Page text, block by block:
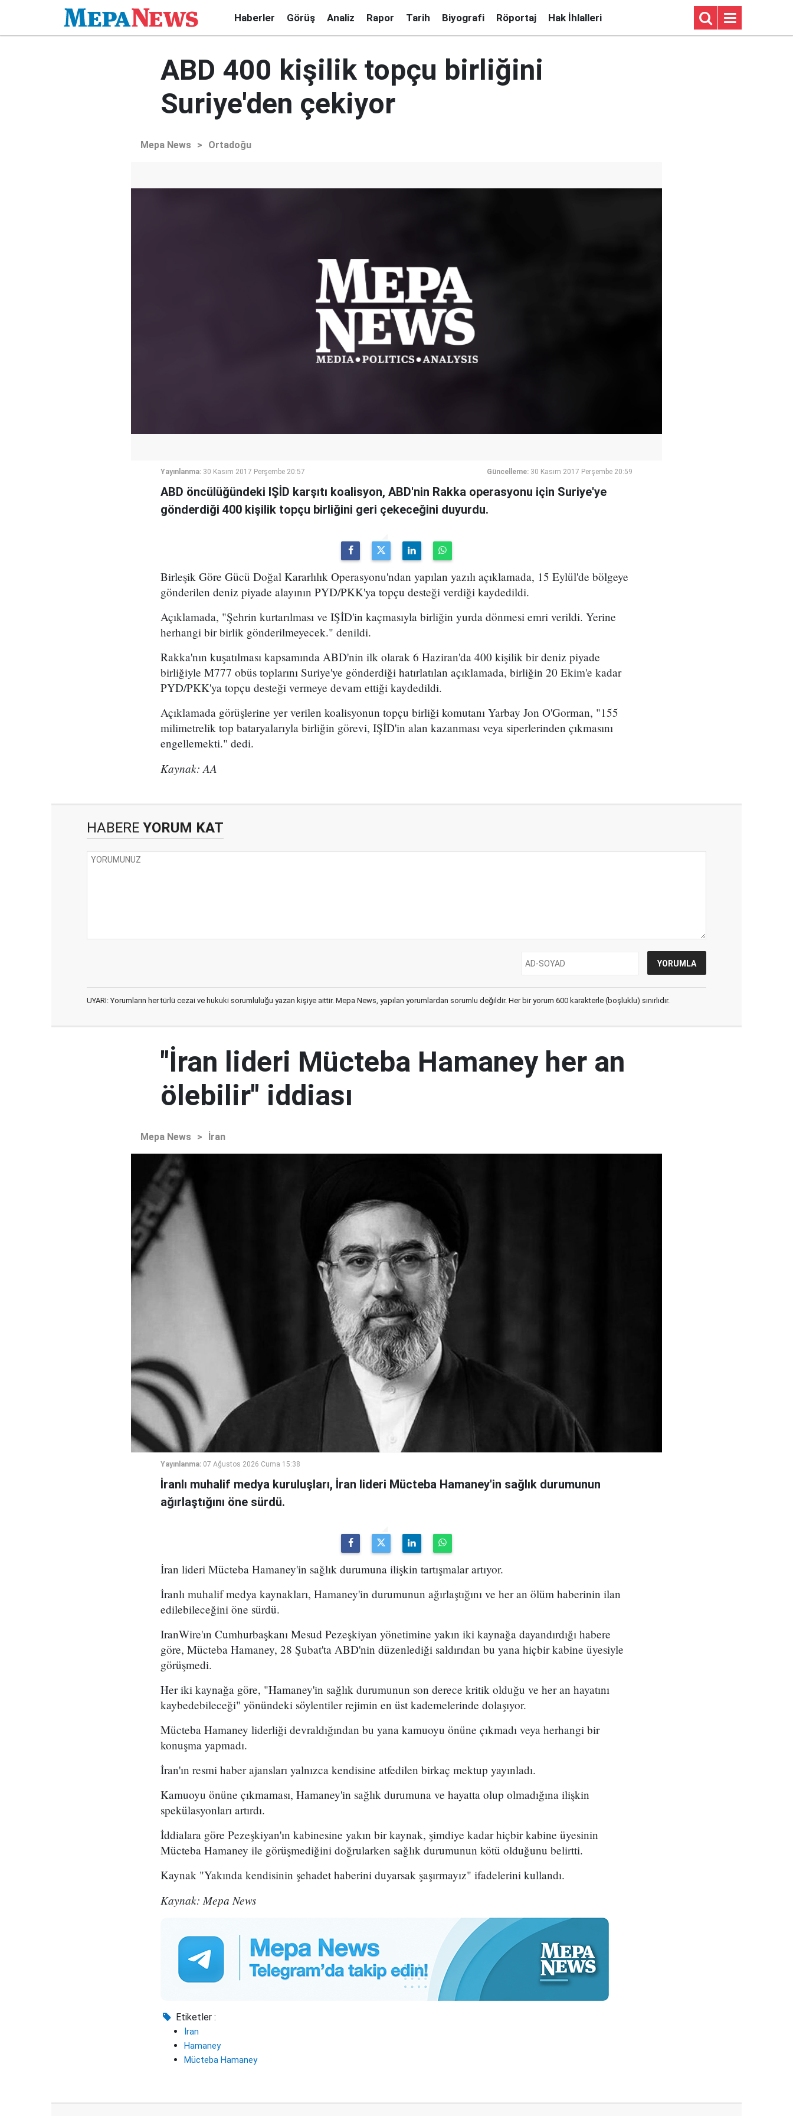
Haberler Görüş Analiz Rapor Tarih Biyografi Röportaj Hak İhlalleri
ABD 400 kişilik topçu birliğini
Suriye'den çekiyor
Mepa News > Ortadoğu
Yayınlanma: 30 Kasım 2017 Perşembe 20:57 Güncelleme: 30 Kasım 2017 Perşembe 20:59
ABD öncülüğündeki IŞİD karşıtı koalisyon, ABD'nin Rakka operasyonu için Suriye'ye
gönderdiği 400 kişilik topçu birliğini geri çekeceğini duyurdu.
Birleşik Göre Gücü Doğal Kararlılık Operasyonu'ndan yapılan yazılı açıklamada, 15 Eylül'de bölgeye
gönderilen deniz piyade alayının PYD/PKK'ya topçu desteği verdiği kaydedildi.
Açıklamada, "Şehrin kurtarılması ve IŞİD'in kaçmasıyla birliğin yurda dönmesi emri verildi. Yerine
herhangi bir birlik gönderilmeyecek." denildi.
Rakka'nın kuşatılması kapsamında ABD'nin ilk olarak 6 Haziran'da 400 kişilik bir deniz piyade
birliğiyle M777 obüs toplarını Suriye'ye gönderdiği hatırlatılan açıklamada, birliğin 20 Ekim'e kadar
PYD/PKK'ya topçu desteği vermeye devam ettiği kaydedildi.
Açıklamada görüşlerine yer verilen koalisyonun topçu birliği komutanı Yarbay Jon O'Gorman, "155
milimetrelik top bataryalarıyla birliğin görevi, IŞİD'in alan kazanması veya siperlerinden çıkmasını
engellemekti." dedi.
Kaynak: AA
HABERE YORUM KAT
UYARI: Yorumların her türlü cezai ve hukuki sorumluluğu yazan kişiye aittir. Mepa News, yapılan yorumlardan sorumlu değildir. Her bir yorum 600 karakterle (boşluklu) sınırlıdır.
"İran lideri Mücteba Hamaney her an
ölebilir" iddiası
Mepa News > İran
Yayınlanma: 07 Ağustos 2026 Cuma 15:38
İranlı muhalif medya kuruluşları, İran lideri Mücteba Hamaney'in sağlık durumunun
ağırlaştığını öne sürdü.
İran lideri Mücteba Hamaney'in sağlık durumuna ilişkin tartışmalar artıyor.
İranlı muhalif medya kaynakları, Hamaney'in durumunun ağırlaştığını ve her an ölüm haberinin ilan
edilebileceğini öne sürdü.
IranWire'ın Cumhurbaşkanı Mesud Pezeşkiyan yönetimine yakın iki kaynağa dayandırdığı habere
göre, Mücteba Hamaney, 28 Şubat'ta ABD'nin düzenlediği saldırıdan bu yana hiçbir kabine üyesiyle
görüşmedi.
Her iki kaynağa göre, "Hamaney'in sağlık durumunun son derece kritik olduğu ve her an hayatını
kaybedebileceği" yönündeki söylentiler rejimin en üst kademelerinde dolaşıyor.
Mücteba Hamaney liderliği devraldığından bu yana kamuoyu önüne çıkmadı veya herhangi bir
konuşma yapmadı.
İran'ın resmi haber ajansları yalnızca kendisine atfedilen birkaç mektup yayınladı.
Kamuoyu önüne çıkmaması, Hamaney'in sağlık durumuna ve hayatta olup olmadığına ilişkin
spekülasyonları artırdı.
İddialara göre Pezeşkiyan'ın kabinesine yakın bir kaynak, şimdiye kadar hiçbir kabine üyesinin
Mücteba Hamaney ile görüşmediğini doğrularken sağlık durumunun kötü olduğunu belirtti.
Kaynak "Yakında kendisinin şehadet haberini duyarsak şaşırmayız" ifadelerini kullandı.
Kaynak: Mepa News
Etiketler :
İran
Hamaney
Mücteba Hamaney